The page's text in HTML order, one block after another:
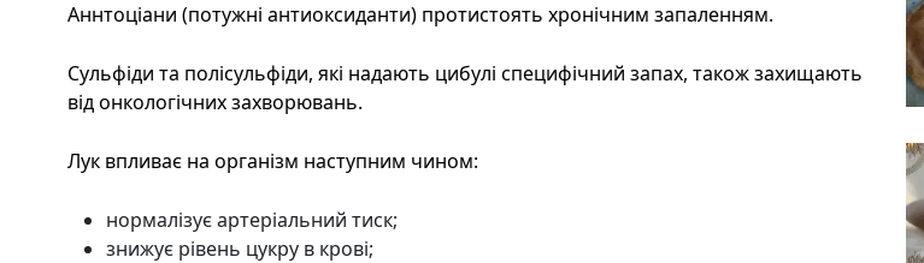
Аннтоціани (потужні антиоксиданти) протистоять хронічним запаленням.
Сульфіди та полісульфіди, які надають цибулі специфічний запах, також захищають
від онкологічних захворювань.
Лук впливає на організм наступним чином:
нормалізує артеріальний тиск;
знижує рівень цукру в крові;